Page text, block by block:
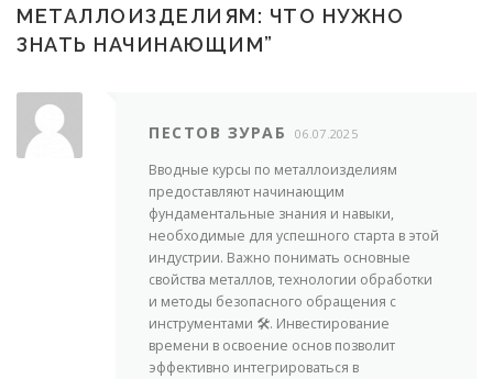
МЕТАЛЛОИЗДЕЛИЯМ: ЧТО НУЖНО
ЗНАТЬ НАЧИНАЮЩИМ”
ПЕСТОВ ЗУРАБ 06.07.2025
Вводные курсы по металлоизделиям
предоставляют начинающим
фундаментальные знания и навыки,
необходимые для успешного старта в этой
индустрии. Важно понимать основные
свойства металлов, технологии обработки
и методы безопасного обращения с
инструментами 🛠️. Инвестирование
времени в освоение основ позволит
эффективно интегрироваться в